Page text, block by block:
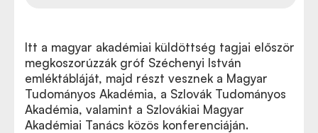
Itt a magyar akadémiai küldöttség tagjai először
megkoszorúzzák gróf Széchenyi István
emléktábláját, majd részt vesznek a Magyar
Tudományos Akadémia, a Szlovák Tudományos
Akadémia, valamint a Szlovákiai Magyar
Akadémiai Tanács közös konferenciáján.